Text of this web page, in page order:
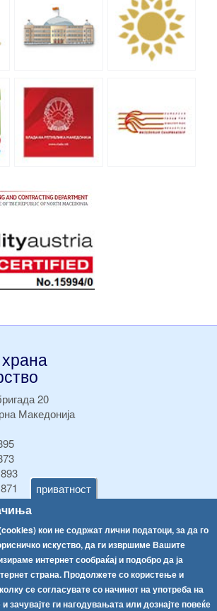
приватност
кои не содржат лични податоци, за да го
искуство, да ги извршиме Вашите
интернет сообраќај и подобро да ја
страна. Продолжете со користење и
се согласувате со начинот на употреба на
зачувајте ги нагодувањата или дознајте повеќе
20
Македонија